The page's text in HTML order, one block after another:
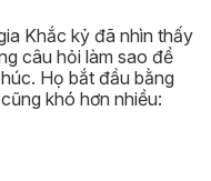
Khắc kỷ đã nhìn thấy
câu hỏi làm sao để
Họ bắt đầu bằng
khó hơn nhiều: